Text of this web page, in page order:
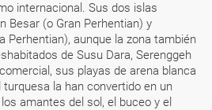
internacional. Sus dos islas
Besar (o Gran Perhentian) y
Perhentian), aunque la zona también
de Susu Dara, Serenggeh
sus playas de arena blanca
la han convertido en un
amantes del sol, el buceo y el